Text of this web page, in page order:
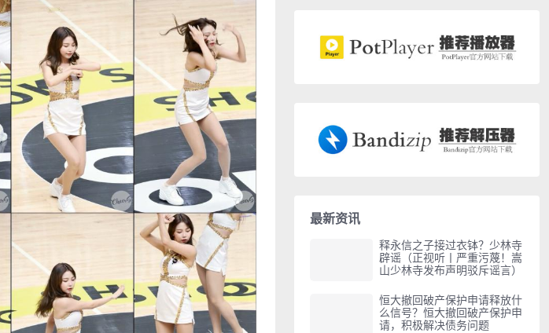
最新资讯
释永信之子接过衣钵？少林寺
辟谣（正视听丨严重污蔑！嵩
山少林寺发布声明驳斥谣言）
恒大撤回破产保护申请释放什
么信号？恒大撤回破产保护申
请，积极解决债务问题